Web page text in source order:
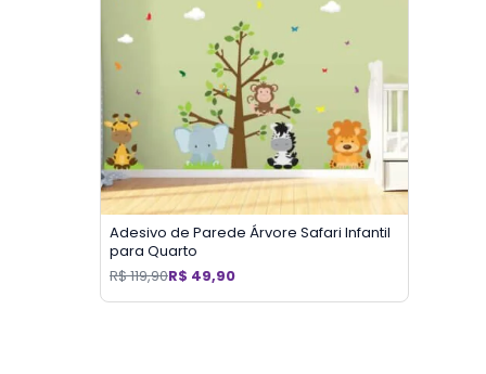
Adesivo de Parede Árvore Safari Infantil
para Quarto
R$119,90R$ 49,90